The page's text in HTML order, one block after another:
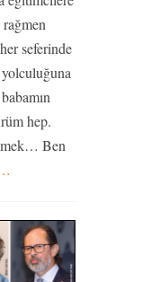
seferinde
hep.
Ben